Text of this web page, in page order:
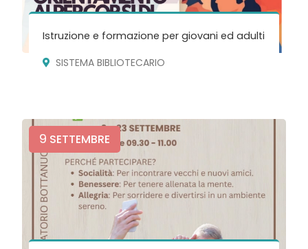
Istruzione e formazione per giovani ed adulti
SISTEMA BIBLIOTECARIO
9 SETTEMBRE